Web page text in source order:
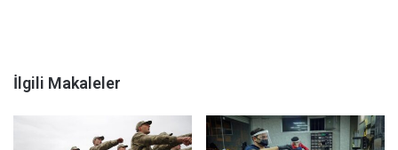
İlgili Makaleler